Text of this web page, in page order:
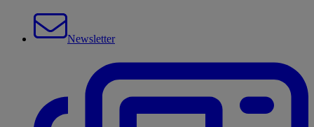
Newsletter